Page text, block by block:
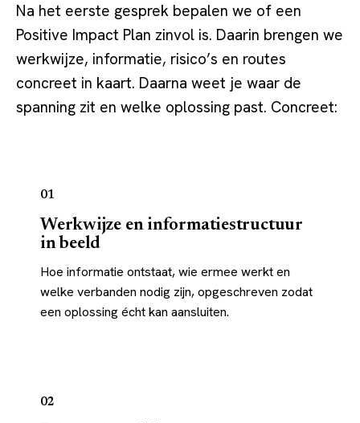
Na het eerste gesprek bepalen we of een
Positive Impact Plan zinvol is. Daarin brengen we
werkwijze, informatie, risico’s en routes
concreet in kaart. Daarna weet je waar de
spanning zit en welke oplossing past. Concreet:
01
Werkwijze en informatiestructuur
in beeld
Hoe informatie ontstaat, wie ermee werkt en
welke verbanden nodig zijn, opgeschreven zodat
een oplossing écht kan aansluiten.
02